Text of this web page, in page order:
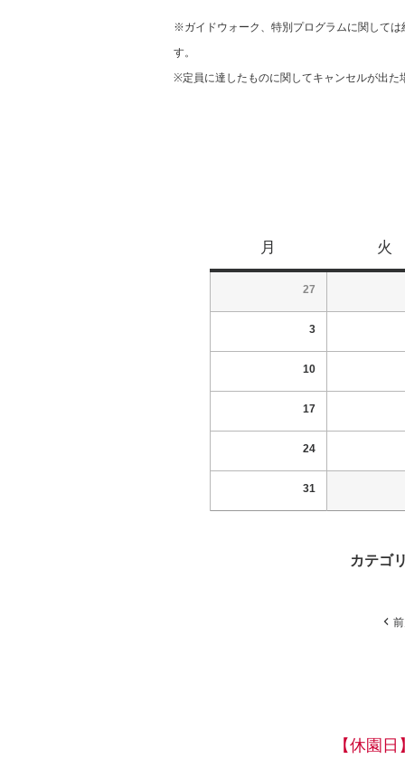
※ガイドウォーク、特別プログラムに関して
す。
※定員に達したものに関してキャンセルが出た
月 火
27
3
10
17
24
31
カテゴ
【休園